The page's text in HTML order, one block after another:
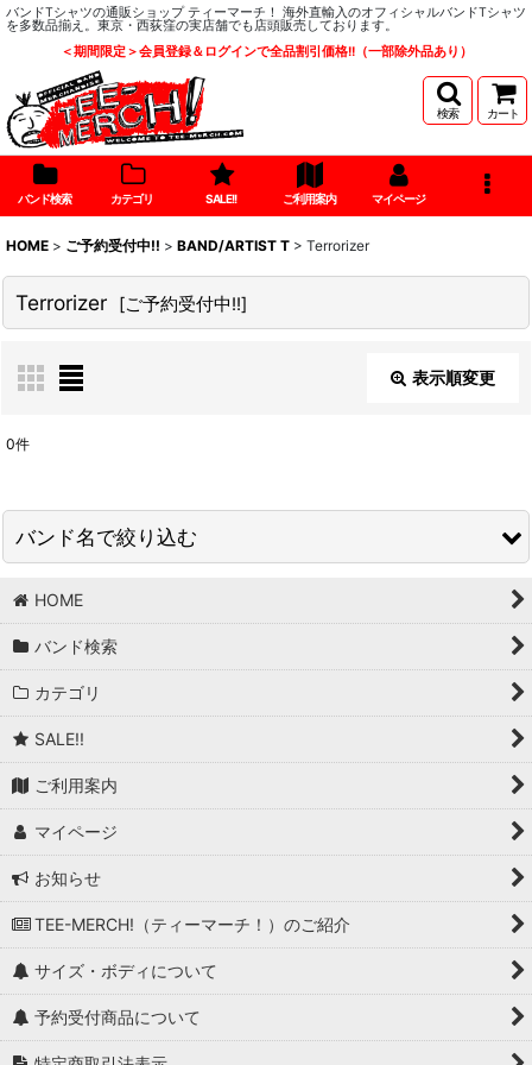
バンドTシャツの通販ショップ ティーマーチ！ 海外直輸入のオフィシャルバンドTシャツ
を多数品揃え。東京・西荻窪の実店舗でも店頭販売しております。
＜期間限定＞会員登録＆ログインで全品割引価格!!（一部除外品あり）
検索 カート
バンド検索 カテゴリ SALE!! ご利用案内 マイページ
HOME > ご予約受付中!! > BAND/ARTIST T > Terrorizer
Terrorizer [ご予約受付中!!]
表示順変更
在庫あり
並び順
0件
バンド名で絞り込む
BAND/ARTIST T (商品一覧)
T-Bone Walker
T.Rex
Talking Heads
Tank
Tears For Fears
Television
HOME
バンド検索
カテゴリ
SALE!!
ご利用案内
マイページ
お知らせ
TEE-MERCH!（ティーマーチ！）のご紹介
サイズ・ボディについて
予約受付商品について